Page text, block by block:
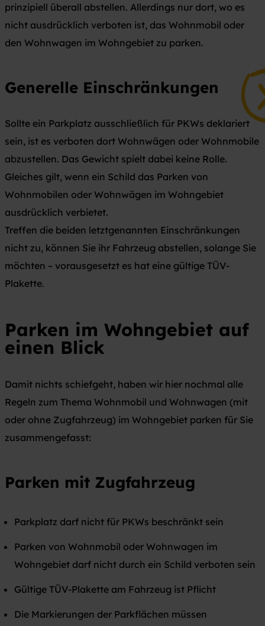
prinzipiell überall abstellen. Allerdings nur dort, wo es
nicht ausdrücklich verboten ist, das Wohnmobil oder
den Wohnwagen im Wohngebiet zu parken.
Generelle Einschränkungen
Sollte ein Parkplatz ausschließlich für PKWs deklariert
sein, ist es verboten dort Wohnwägen oder Wohnmobile
abzustellen. Das Gewicht spielt dabei keine Rolle.
Gleiches gilt, wenn ein Schild das Parken von
Wohnmobilen oder Wohnwägen im Wohngebiet
ausdrücklich verbietet.
Treffen die beiden letztgenannten Einschränkungen
nicht zu, können Sie ihr Fahrzeug abstellen, solange Sie
möchten – vorausgesetzt es hat eine gültige TÜV-
Plakette.
Parken im Wohngebiet auf
einen Blick
Damit nichts schiefgeht, haben wir hier nochmal alle
Regeln zum Thema Wohnmobil und Wohnwagen (mit
oder ohne Zugfahrzeug) im Wohngebiet parken für Sie
zusammengefasst:
Parken mit Zugfahrzeug
Parkplatz darf nicht für PKWs beschränkt sein
Parken von Wohnmobil oder Wohnwagen im
Wohngebiet darf nicht durch ein Schild verboten sein
Gültige TÜV-Plakette am Fahrzeug ist Pflicht
Die Markierungen der Parkflächen müssen